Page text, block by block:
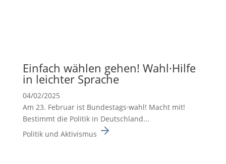
Einfach wählen gehen! Wahl·Hilfe
in leichter Sprache
04/02/2025
Am 23. Februar ist Bundes­tags·wahl! Macht mit!
Bestimmt die Politik in Deutsch­land...
Politik und Aktivismus